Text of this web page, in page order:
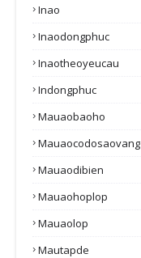
Inao
Inaodongphuc
Inaotheoyeucau
Indongphuc
Mauaobaoho
Mauaocodosaovang
Mauaodibien
Mauaohoplop
Mauaolop
Mautapde